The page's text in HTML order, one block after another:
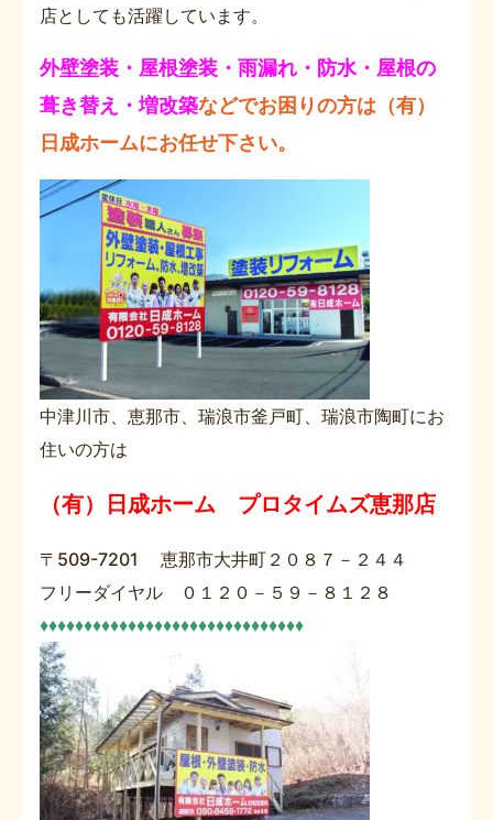
店としても活躍しています。
外壁塗装・屋根塗装・雨漏れ・防水・屋根の
葺き替え・増改築などでお困りの方は（有）
日成ホームにお任せ下さい。
中津川市、恵那市、瑞浪市釜戸町、瑞浪市陶町にお
住いの方は
（有）日成ホーム プロタイムズ恵那店
〒509-7201 恵那市大井町２０８７－２４４
フリーダイヤル ０１２０－５９－８１２８
♦♦♦♦♦♦♦♦♦♦♦♦♦♦♦♦♦♦♦♦♦♦♦♦♦♦♦♦♦♦